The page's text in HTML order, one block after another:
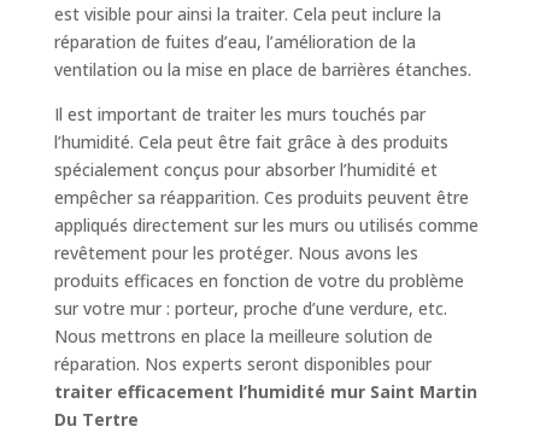
est visible pour ainsi la traiter. Cela peut inclure la
réparation de fuites d’eau, l’amélioration de la
ventilation ou la mise en place de barrières étanches.
Il est important de traiter les murs touchés par
l’humidité. Cela peut être fait grâce à des produits
spécialement conçus pour absorber l’humidité et
empêcher sa réapparition. Ces produits peuvent être
appliqués directement sur les murs ou utilisés comme
revêtement pour les protéger. Nous avons les
produits efficaces en fonction de votre du problème
sur votre mur : porteur, proche d’une verdure, etc.
Nous mettrons en place la meilleure solution de
réparation. Nos experts seront disponibles pour
traiter efficacement l’humidité mur Saint Martin
Du Tertre